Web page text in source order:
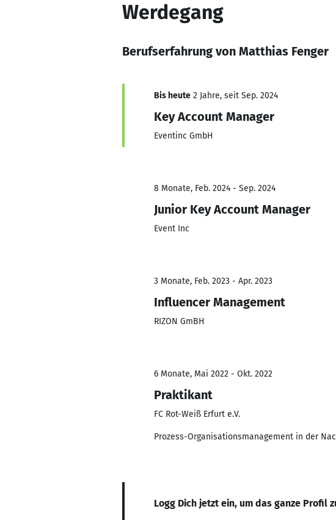
Werdegang
Berufserfahrung von Matthias Fenger
Bis heute 2 Jahre, seit Sep. 2024
Key Account Manager
Eventinc GmbH
8 Monate, Feb. 2024 - Sep. 2024
Junior Key Account Manager
Event Inc
3 Monate, Feb. 2023 - Apr. 2023
Influencer Management
RIZON GmBH
6 Monate, Mai 2022 - Okt. 2022
Praktikant
FC Rot-Weiß Erfurt e.V.
Prozess-Organisationsmanagement in der
Logg Dich jetzt ein, um das ganze Profil